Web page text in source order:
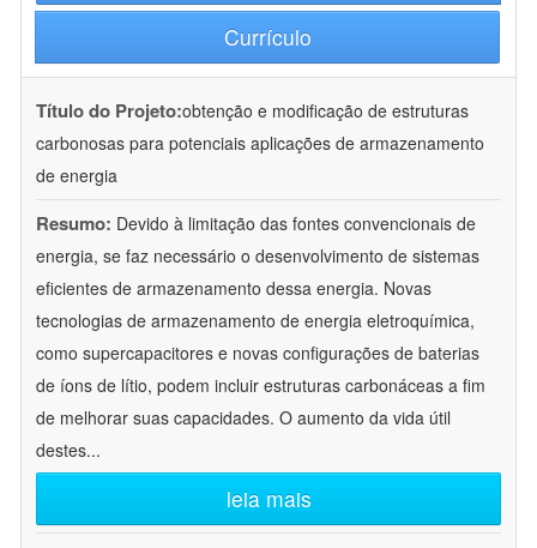
Currículo
Título do Projeto:obtenção e modificação de estruturas
carbonosas para potenciais aplicações de armazenamento
de energia
Resumo: Devido à limitação das fontes convencionais de
energia, se faz necessário o desenvolvimento de sistemas
eficientes de armazenamento dessa energia. Novas
tecnologias de armazenamento de energia eletroquímica,
como supercapacitores e novas configurações de baterias
de íons de lítio, podem incluir estruturas carbonáceas a fim
de melhorar suas capacidades. O aumento da vida útil
destes...
leia mais